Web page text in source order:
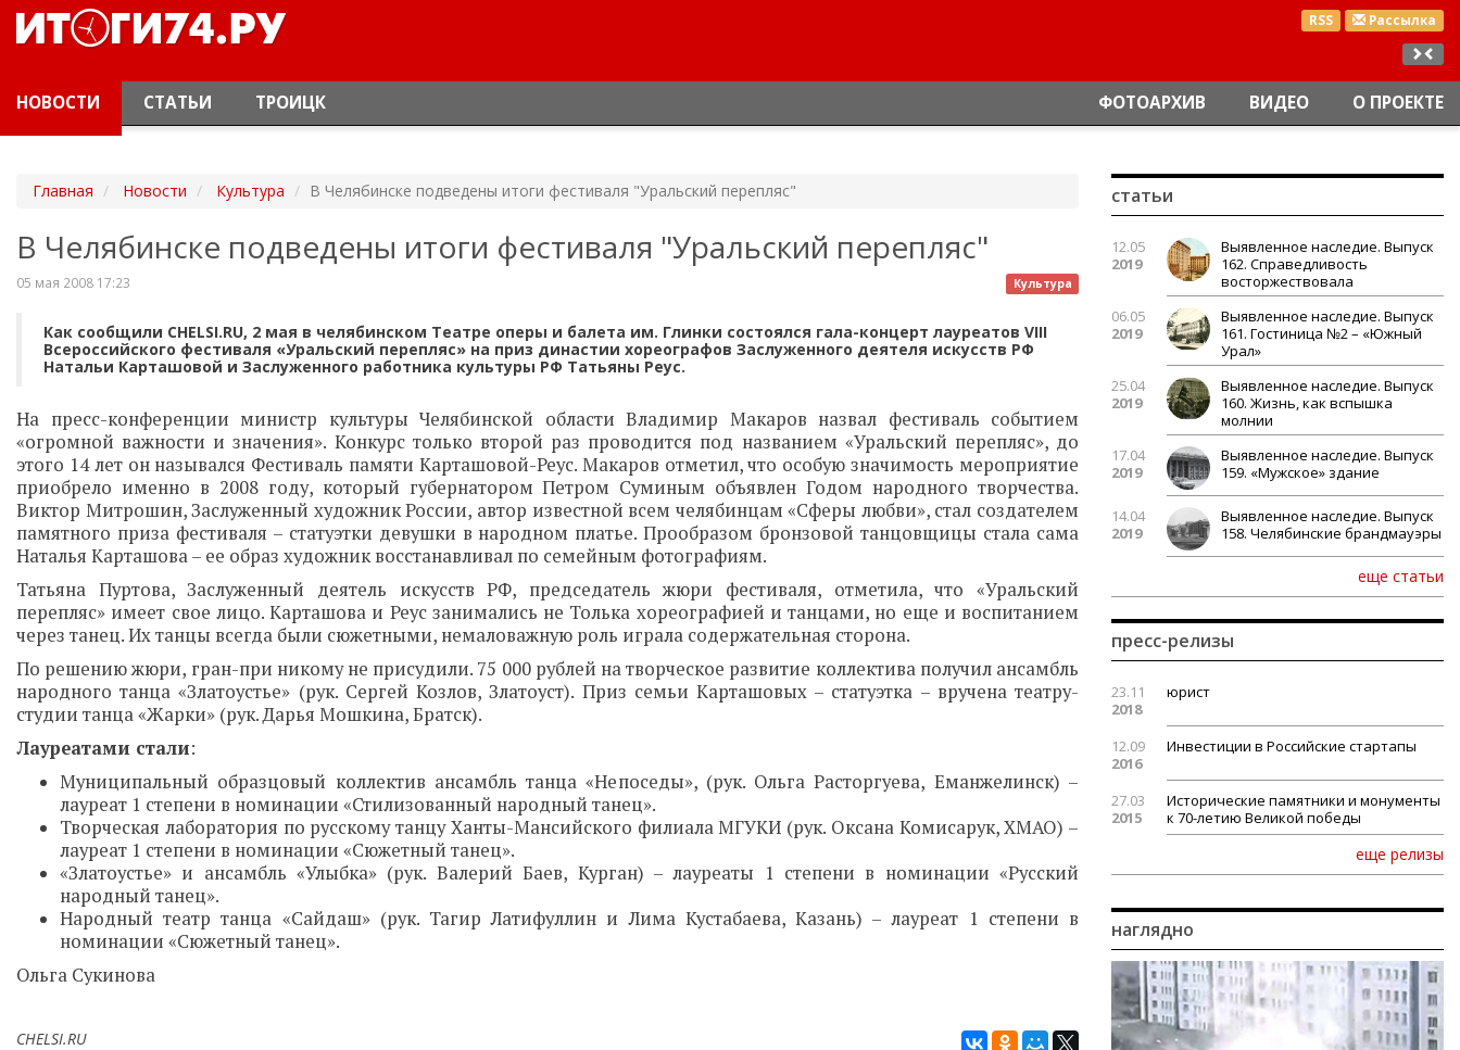
RSS Рассылка
НОВОСТИ СТАТЬИ ТРОИЦК ФОТОАРХИВ ВИДЕО О ПРОЕКТЕ
Главная Новости Культура В Челябинске подведены итоги фестиваля "Уральский перепляс"
В Челябинске подведены итоги фестиваля "Уральский перепляс"
Культура
05 мая 2008 17:23
Как сообщили CHELSI.RU, 2 мая в челябинском Театре оперы и балета им. Глинки состоялся гала-концерт лауреатов VIII
Всероссийского фестиваля «Уральский перепляс» на приз династии хореографов Заслуженного деятеля искусств РФ
Натальи Карташовой и Заслуженного работника культуры РФ Татьяны Реус.
На пресс-конференции министр культуры Челябинской области Владимир Макаров назвал фестиваль событием
«огромной важности и значения». Конкурс только второй раз проводится под названием «Уральский перепляс», до
этого 14 лет он назывался Фестиваль памяти Карташовой-Реус. Макаров отметил, что особую значимость мероприятие
приобрело именно в 2008 году, который губернатором Петром Суминым объявлен Годом народного творчества.
Виктор Митрошин, Заслуженный художник России, автор известной всем челябинцам «Сферы любви», стал создателем
памятного приза фестиваля – статуэтки девушки в народном платье. Прообразом бронзовой танцовщицы стала сама
Наталья Карташова – ее образ художник восстанавливал по семейным фотографиям.
Татьяна Пуртова, Заслуженный деятель искусств РФ, председатель жюри фестиваля, отметила, что «Уральский
перепляс» имеет свое лицо. Карташова и Реус занимались не Толька хореографией и танцами, но еще и воспитанием
через танец. Их танцы всегда были сюжетными, немаловажную роль играла содержательная сторона.
По решению жюри, гран-при никому не присудили. 75 000 рублей на творческое развитие коллектива получил ансамбль
народного танца «Златоустье» (рук. Сергей Козлов, Златоуст). Приз семьи Карташовых – статуэтка – вручена театру-
студии танца «Жарки» (рук. Дарья Мошкина, Братск).
Лауреатами стали:
Муниципальный образцовый коллектив ансамбль танца «Непоседы», (рук. Ольга Расторгуева, Еманжелинск) –
лауреат 1 степени в номинации «Стилизованный народный танец».
Творческая лаборатория по русскому танцу Ханты-Мансийского филиала МГУКИ (рук. Оксана Комисарук, ХМАО) –
лауреат 1 степени в номинации «Сюжетный танец».
«Златоустье» и ансамбль «Улыбка» (рук. Валерий Баев, Курган) – лауреаты 1 степени в номинации «Русский
народный танец».
Народный театр танца «Сайдаш» (рук. Тагир Латифуллин и Лима Кустабаева, Казань) – лауреат 1 степени в
номинации «Сюжетный танец».
Ольга Сукинова
CHELSI.RU
статьи
12.05
2019
Выявленное наследие. Выпуск
162. Справедливость
восторжествовала
06.05
2019
Выявленное наследие. Выпуск
161. Гостиница №2 – «Южный
Урал»
25.04
2019
Выявленное наследие. Выпуск
160. Жизнь, как вспышка
молнии
17.04
2019
Выявленное наследие. Выпуск
159. «Мужское» здание
14.04
2019
Выявленное наследие. Выпуск
158. Челябинские брандмауэры
еще статьи
пресс-релизы
23.11
2018
юрист
12.09
2016
Инвестиции в Российские стартапы
27.03
2015
Исторические памятники и монументы
к 70-летию Великой победы
еще релизы
наглядно